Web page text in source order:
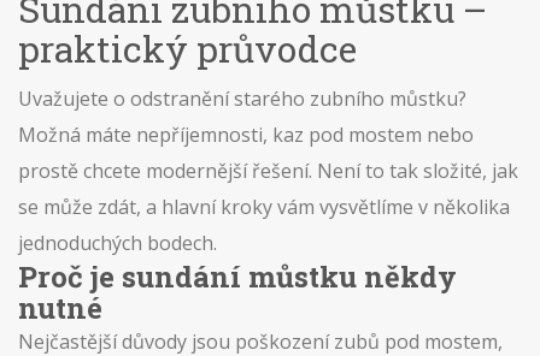
praktický průvodce
Uvažujete o odstranění starého zubního můstku?
Možná máte nepříjemnosti, kaz pod mostem nebo
prostě chcete modernější řešení. Není to tak složité, jak
se může zdát, a hlavní kroky vám vysvětlíme v několika
jednoduchých bodech.
Proč je sundání můstku někdy
nutné
Nejčastější důvody jsou poškození zubů pod mostem,